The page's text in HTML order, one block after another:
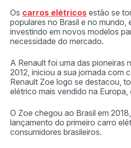
Os carros elétricos estão se
populares no Brasil e no mundo,
investindo em novos modelos
necessidade do mercado.
A Renault foi uma das pioneiras
2012, iniciou a sua jornada com
Renault Zoe logo se destacou,
elétrico mais vendido na Europa,
O Zoe chegou ao Brasil em
lançamento do primeiro carro
consumidores brasileiros.